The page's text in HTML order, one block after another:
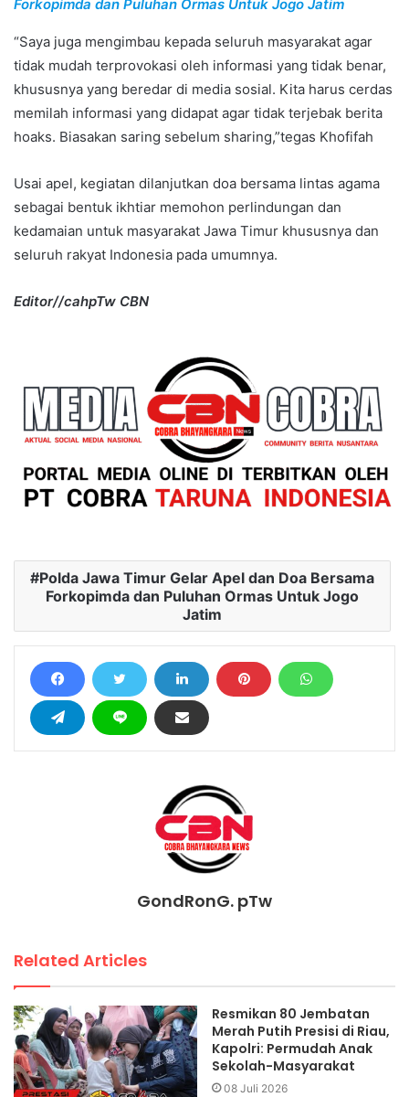
Forkopimda dan Puluhan Ormas Untuk Jogo Jatim
“Saya juga mengimbau kepada seluruh masyarakat agar
tidak mudah terprovokasi oleh informasi yang tidak benar,
khususnya yang beredar di media sosial. Kita harus cerdas
memilah informasi yang didapat agar tidak terjebak berita
hoaks. Biasakan saring sebelum sharing,”tegas Khofifah
Usai apel, kegiatan dilanjutkan doa bersama lintas agama
sebagai bentuk ikhtiar memohon perlindungan dan
kedamaian untuk masyarakat Jawa Timur khususnya dan
seluruh rakyat Indonesia pada umumnya.
Editor//cahpTw CBN
Polda Jawa Timur Gelar Apel dan Doa Bersama
Forkopimda dan Puluhan Ormas Untuk Jogo
Jatim
GondRonG. pTw
Related Articles
Resmikan 80 Jembatan
Merah Putih Presisi di Riau,
Kapolri: Permudah Anak
Sekolah-Masyarakat
08 Juli 2026